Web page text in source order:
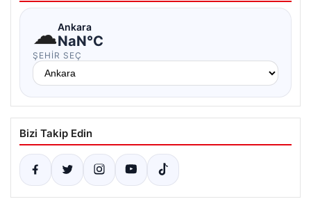
☁Ankara
NaN°C
ŞEHIR SEÇ
Bizi Takip Edin